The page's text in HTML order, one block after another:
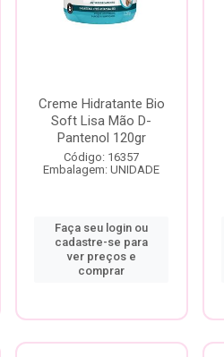
Creme Hidratante Bio
Soft Lisa Mão D-
Pantenol 120gr
Código: 16357
Embalagem: UNIDADE
Faça seu login ou
cadastre-se para
ver preços e
comprar